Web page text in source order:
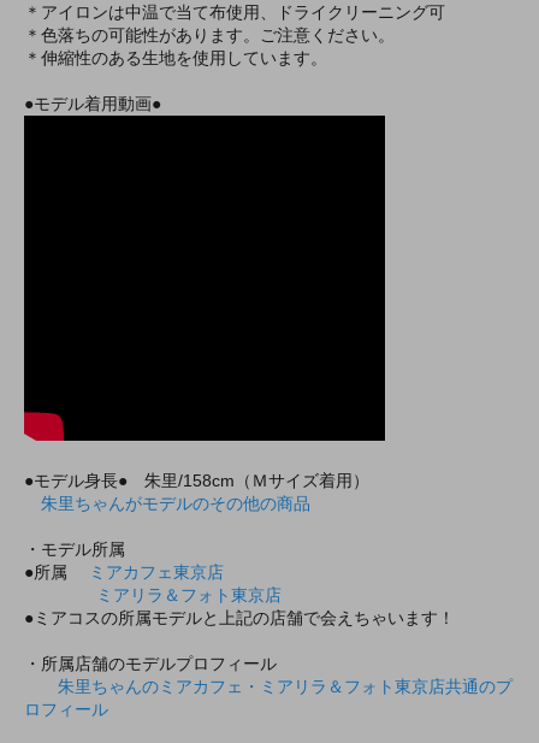
＊アイロンは中温で当て布使用、ドライクリーニング可
＊色落ちの可能性があります。ご注意ください。
＊伸縮性のある生地を使用しています。
●モデル着用動画●
●モデル身長● 朱里/158cm（Ｍサイズ着用）
朱里ちゃんがモデルのその他の商品
・モデル所属
●所属
ミアカフェ東京店
ミアリラ＆フォト東京店
●ミアコスの所属モデルと上記の店舗で会えちゃいます！
・所属店舗のモデルプロフィール
朱里ちゃんのミアカフェ・ミアリラ＆フォト東京店共通のプ
ロフィール